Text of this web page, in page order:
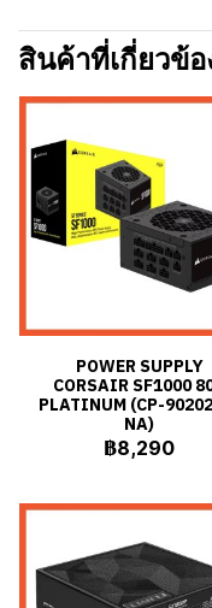
สินค้าที่เกี่ยวข้อ
POWER SUPPLY
CORSAIR SF1000
PLATINUM (CP-
NA)
฿8,290